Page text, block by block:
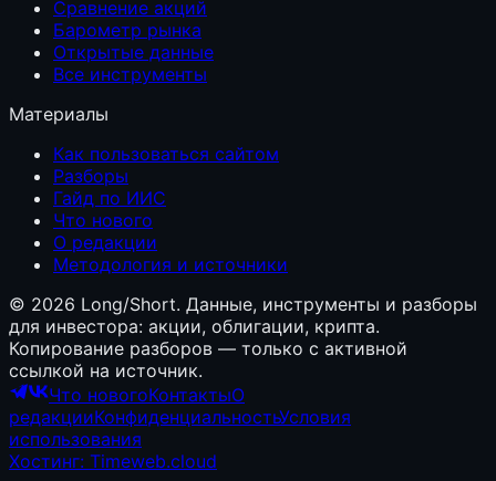
Сравнение акций
Барометр рынка
Открытые данные
Все инструменты
Материалы
Как пользоваться сайтом
Разборы
Гайд по ИИС
Что нового
О редакции
Методология и источники
© 2026 Long/Short. Данные, инструменты и разборы
для инвестора: акции, облигации, крипта.
Копирование разборов — только с активной
ссылкой на источник.
Что новогоКонтактыО
редакцииКонфиденциальностьУсловия
использования
Хостинг: Timeweb.cloud